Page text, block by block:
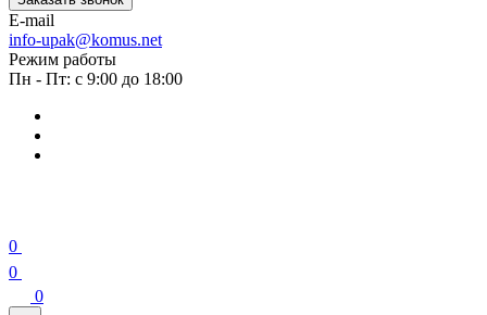
E-mail
info-upak@komus.net
Режим работы
Пн - Пт: с 9:00 до 18:00
0
0
0